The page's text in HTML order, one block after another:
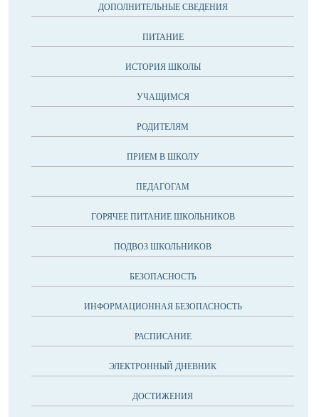
ДОПОЛНИТЕЛЬНЫЕ СВЕДЕНИЯ
ПИТАНИЕ
ИСТОРИЯ ШКОЛЫ
УЧАЩИМСЯ
РОДИТЕЛЯМ
ПРИЕМ В ШКОЛУ
ПЕДАГОГАМ
ГОРЯЧЕЕ ПИТАНИЕ ШКОЛЬНИКОВ
ПОДВОЗ ШКОЛЬНИКОВ
БЕЗОПАСНОСТЬ
ИНФОРМАЦИОННАЯ БЕЗОПАСНОСТЬ
РАСПИСАНИЕ
ЭЛЕКТРОННЫЙ ДНЕВНИК
ДОСТИЖЕНИЯ